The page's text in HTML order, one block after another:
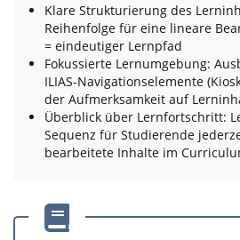
Klare Strukturierung des
Reihenfolge für eine lineare
= eindeutiger Lernpfad
Fokussierte Lernumgebung:
ILIAS-Navigationselemente
der Aufmerksamkeit auf
Überblick über Lernfortschritt:
Sequenz für Studierende
bearbeitete Inhalte im